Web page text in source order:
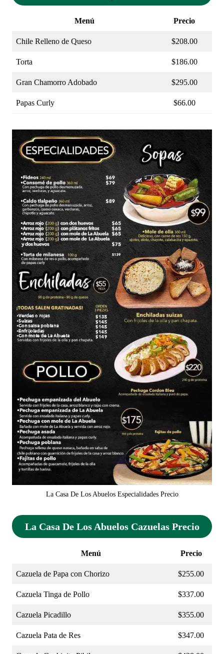
Menú Precio
Chile Relleno de Queso $208.00
Torta $186.00
Gran Chamorro Adobado $295.00
Papas Curly $66.00
La Casa De Los Abuelos Especialidades Precio
La Casa De Los Abuelos Cazuelas Precio
Menú Precio
Cazuela de Papa con Chorizo $255.00
Cazuela Tinga de Pollo $337.00
Cazuela Picadillo $355.00
Cazuela Pata de Res $347.00